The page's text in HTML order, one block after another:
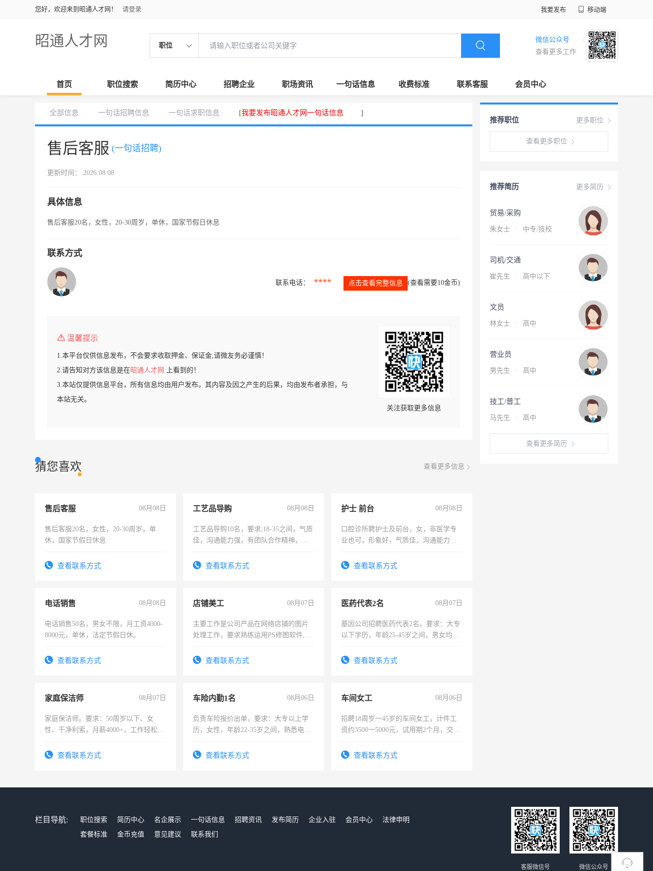
您好，欢迎来到昭通人才网！ 请登录 我要发布 移动端
昭通人才网 职位
微信公众号
查看更多工作
首页 职位搜索 简历中心 招聘企业 职场资讯 一句话信息 收费标准 联系客服 会员中心
全部信息 一句话招聘信息 一句话求职信息 [我要发布昭通人才网一句话信息 ]
售后客服 (一句话招聘)
更新时间： 2026.08.08
具体信息
售后客服20名，女性，20-30周岁，单休，国家节假日休息
联系方式
联系电话： **** 点击查看完整信息 (查看需要10金币)
温馨提示
1.本平台仅供信息发布，不会要求收取押金、保证金,请微友务必谨慎！
2.请告知对方该信息是在昭通人才网
上看到的！
3.本站仅提供信息平台，所有信息均由用户发布，其内容及因之产生的后果，均由发布者承担，与
本站无关。
关注获取更多信息
猜您喜欢 查看更多信息
售后客服 08月08日
售后客服20名，女性，20-30周岁，单
休，国家节假日休息
查看联系方式
工艺品导购 08月08日
工艺品导购10名，要求;18-35之间，气质
佳，沟通能力强，有团队合作精神，有
查看联系方式
护士 前台 08月08日
口腔诊所聘护士及前台，女，非医学专
业也可，形象好，气质佳，沟通能力
查看联系方式
电话销售 08月08日
电话销售50名，男女不限，月工资4000-
8000元，单休，法定节假日休。
查看联系方式
店铺美工 08月07日
主要工作是公司产品在网络店铺的图片
处理工作，要求熟练运用PS修图软件,工
查看联系方式
医药代表2名 08月07日
基因公司招聘医药代表2名，要求：大专
以下学历，年龄25-45岁之间，男女均
表或者有医学资质的优先，底薪+绩效，
查看联系方式
家庭保洁师 08月07日
家庭保洁师。要求：50周岁以下、女
性、干净利索，月薪4000+，工作轻松，
太太等。查看联系方式
车险内勤1名 08月06日
负责车险报价出单，要求：大专以上学
历，女性，年龄22-35岁之间，熟悉电脑
试用期1-3个月，转正后交纳五险，
查看联系方式
车间女工 08月06日
招聘18周岁一45岁的车间女工，计件工
资约3500一5000元，试用期2个月，交五
查看联系方式
更多职位
推荐职位
查看更多职位
更多简历
推荐简历
贸易/采购
朱女士 · 中专/技校
司机/交通
崔先生 · 高中以下
文员
林女士 · 高中
营业员
男先生 · 高中
技工/普工
马先生 · 高中
查看更多简历
栏目导航: 职位搜索 简历中心 名企展示 一句话信息 招聘资讯 发布简历 企业入驻 会员中心
法律申明
套餐标准
金币充值 意见建议 联系我们
微信公众号
客服微信号